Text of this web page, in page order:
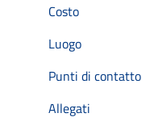
Costo
Luogo
Punti di contatto
Allegati